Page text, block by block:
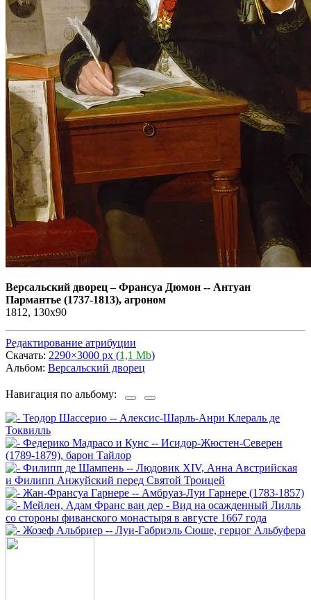
Версальский дворец–Франсуа Дюмон -- Антуан
Пармантье (1737-1813), агроном
1812, 130х90
Редактирование атрибуции
Скачать: 2290×3000 px (1,1 Mb)
Альбом: Версальский дворец
Навигация по альбому: